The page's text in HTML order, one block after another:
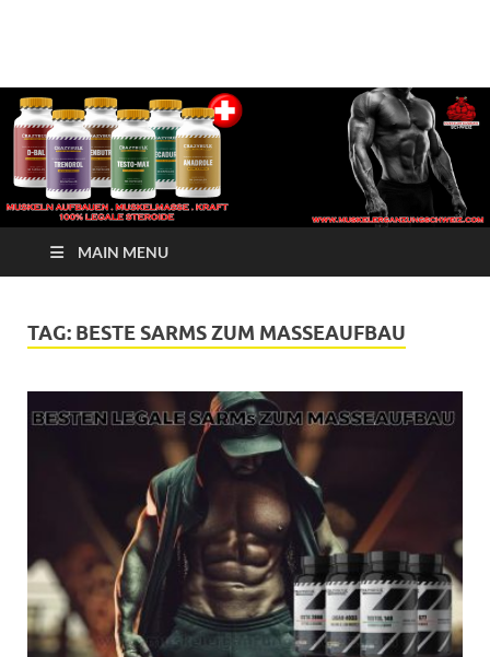
√ Crazy Bulk Schweiz –
Beste Legale Steroide
| Kaufen Jetzt
MAIN MENU
TAG: BESTE SARMS ZUM MASSEAUFBAU